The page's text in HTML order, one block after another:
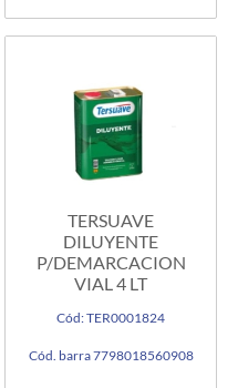
TERSUAVE
DILUYENTE
P/DEMARCACION
VIAL 4 LT
Cód: TER0001824
Cód. barra 7798018560908